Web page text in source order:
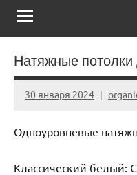
Натяжные потолки
30 января 2024
Одноуровневые
Классический белый: